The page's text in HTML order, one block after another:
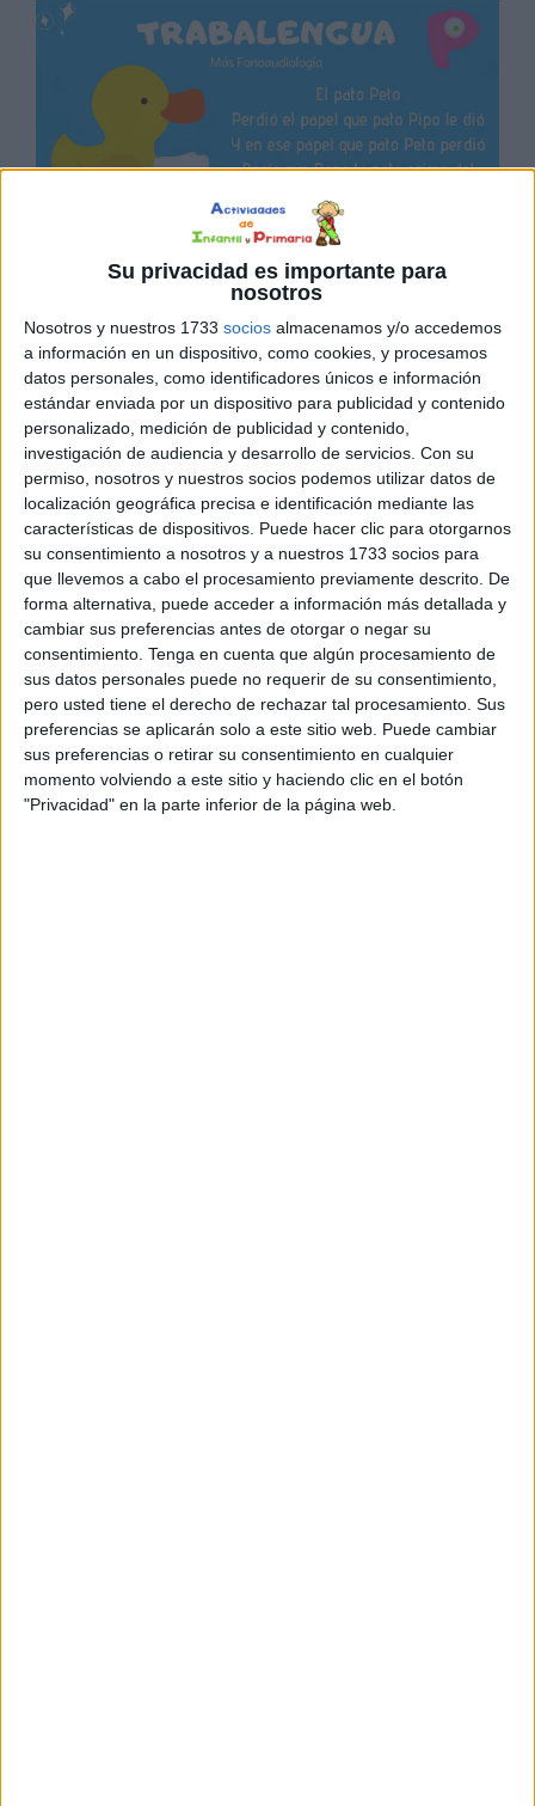
Su privacidad es importante para
nosotros
Nosotros y nuestros 1733 socios almacenamos y/o accedemos
a información en un dispositivo, como cookies, y procesamos
datos personales, como identificadores únicos e información
estándar enviada por un dispositivo para publicidad y contenido
personalizado, medición de publicidad y contenido,
investigación de audiencia y desarrollo de servicios. Con su
permiso, nosotros y nuestros socios podemos utilizar datos de
localización geográfica precisa e identificación mediante las
características de dispositivos. Puede hacer clic para otorgarnos
su consentimiento a nosotros y a nuestros 1733 socios para
que llevemos a cabo el procesamiento previamente descrito. De
forma alternativa, puede acceder a información más detallada y
cambiar sus preferencias antes de otorgar o negar su
consentimiento. Tenga en cuenta que algún procesamiento de
sus datos personales puede no requerir de su consentimiento,
pero usted tiene el derecho de rechazar tal procesamiento. Sus
preferencias se aplicarán solo a este sitio web. Puede cambiar
sus preferencias o retirar su consentimiento en cualquier
momento volviendo a este sitio y haciendo clic en el botón
"Privacidad" en la parte inferior de la página web.